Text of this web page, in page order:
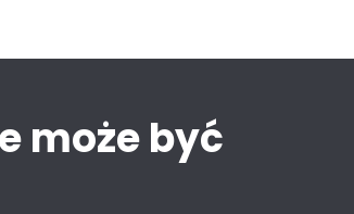
może być